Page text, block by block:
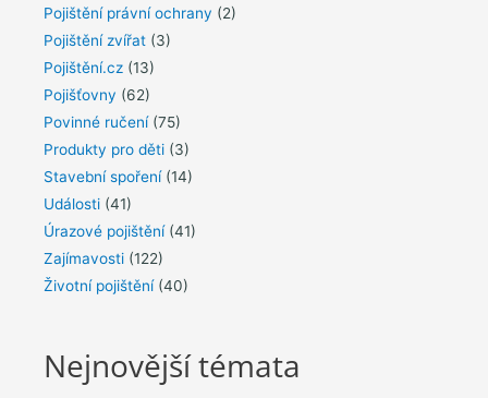
Pojištění právní ochrany (2)
Pojištění zvířat (3)
Pojištění.cz (13)
Pojišťovny (62)
Povinné ručení(75)
Produkty pro děti (3)
Stavební spoření(14)
Události (41)
Úrazové pojištění(41)
Zajímavosti (122)
Životní pojištění(40)
Nejnovější témata